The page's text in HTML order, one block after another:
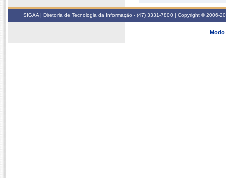
SIGAA | Diretoria de Tecnologia da Informação - (47) 3331-7800 | Copyright © 2006-
Modo